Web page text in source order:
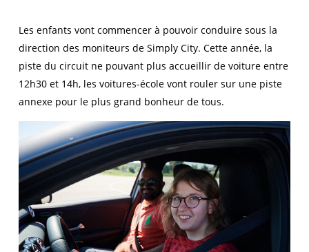
Les enfants vont commencer à pouvoir conduire sous la
direction des moniteurs de Simply City. Cette année, la
piste du circuit ne pouvant plus accueillir de voiture entre
12h30 et 14h, les voitures-école vont rouler sur une piste
annexe pour le plus grand bonheur de tous.